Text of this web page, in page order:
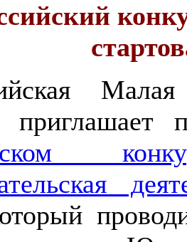
приглашает